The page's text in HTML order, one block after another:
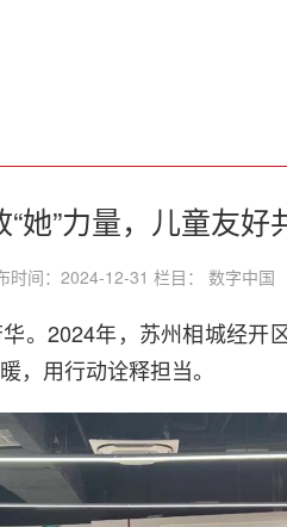
”
“她”力量，儿童友好
时间：2024-12-31 栏目： 数字中国
。2024年，苏州相城经开
，用行动诠释担当。